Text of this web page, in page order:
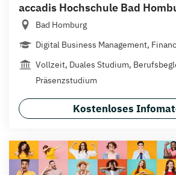
accadis Hochschule Bad
Bad Homburg
Digital Business Management,
Vollzeit, Duales Studium,
Präsenzstudium
Kostenloses